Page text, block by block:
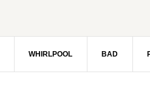
WHIRLPOOL BAD